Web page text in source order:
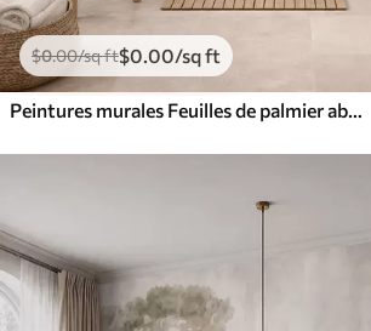
$0.00/sq ft$0.00/sq ft
Peintures murales Feuilles de palmier abstraites, imitation de peinture